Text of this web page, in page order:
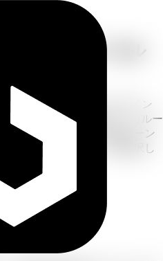
イドカルーセル
けで、AIが一貫したデザイン
イド投稿に変換します。カルー
教育、商品特徴、商品ローン
、プラットフォームを選択し
ます。
ド数